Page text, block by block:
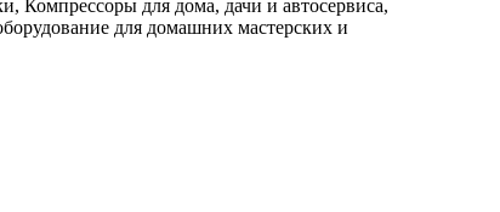
Компрессоры для дома, дачи и автосервиса,
для домашних мастерских и